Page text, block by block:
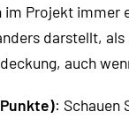
Projekt immer
darstellt,
auch
: Schauen